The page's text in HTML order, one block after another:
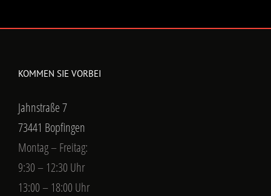
KOMMEN SIE VORBEI
Jahnstraße 7
73441 Bopfingen
Montag – Freitag:
9:30 – 12:30 Uhr
13:00 – 18:00 Uhr